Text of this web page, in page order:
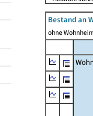
Bestand an
ohne